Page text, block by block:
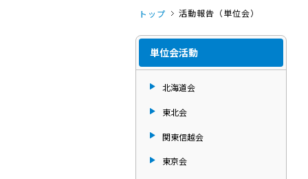
トップ 活動報告（単位会）
単位会活動
北海道会
東北会
関東信越会
東京会